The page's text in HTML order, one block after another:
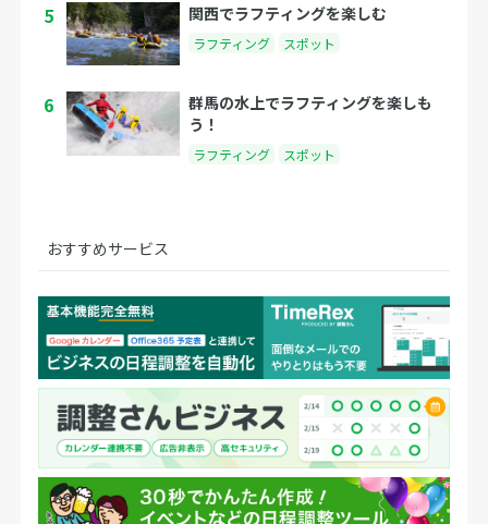
5 関西でラフティングを楽しむ
ラフティング スポット
6
群馬の水上でラフティングを楽しも
う！
ラフティング スポット
おすすめサービス